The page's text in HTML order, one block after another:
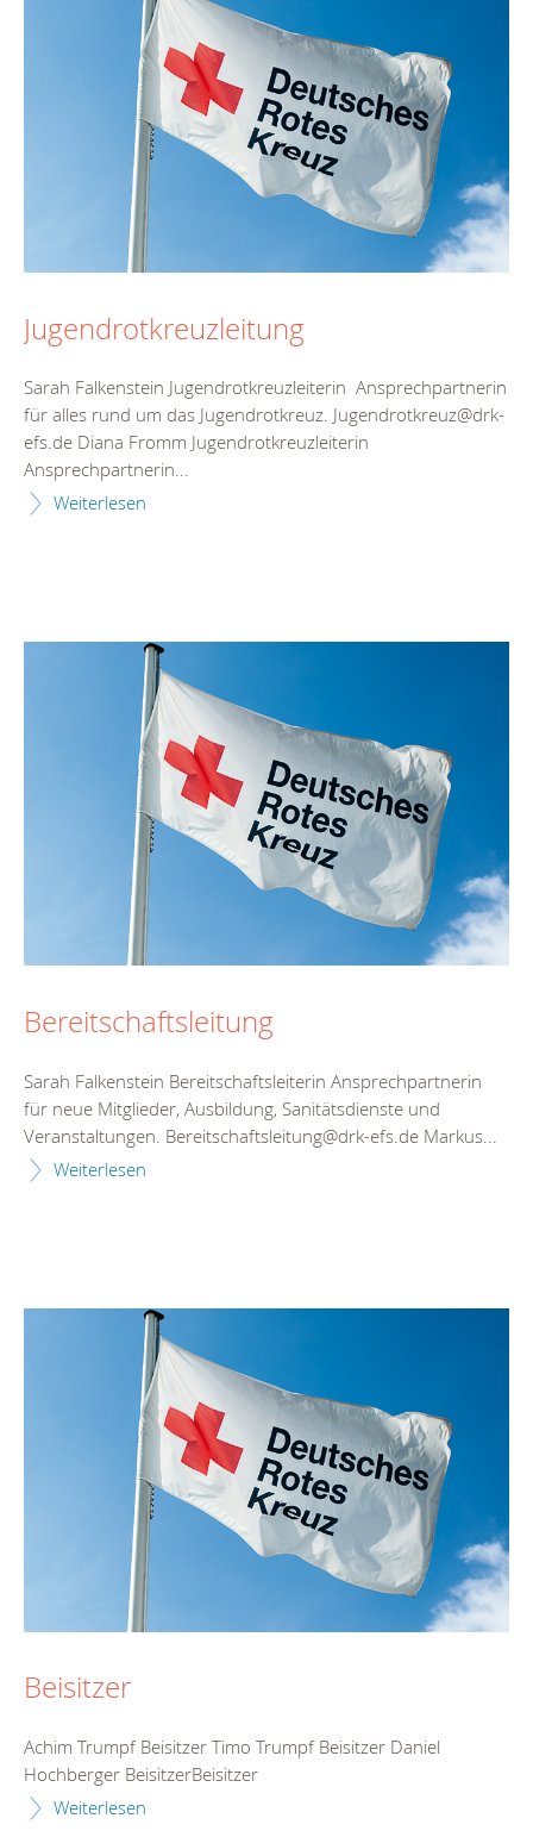
Jugendrotkreuzleitung
Sarah Falkenstein Jugendrotkreuzleiterin Ansprechpartnerin
für alles rund um das Jugendrotkreuz. Jugendrotkreuz@drk-
efs.de Diana Fromm Jugendrotkreuzleiterin
Ansprechpartnerin...
Weiterlesen
Bereitschaftsleitung
Sarah Falkenstein Bereitschaftsleiterin Ansprechpartnerin
für neue Mitglieder, Ausbildung, Sanitätsdienste und
Veranstaltungen. Bereitschaftsleitung@drk-efs.de Markus...
Weiterlesen
Beisitzer
Achim Trumpf Beisitzer Timo Trumpf Beisitzer Daniel
Hochberger BeisitzerBeisitzer
Weiterlesen